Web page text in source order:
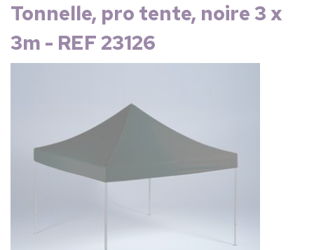
Tonnelle, pro tente, noire 3 x
3m - REF 23126